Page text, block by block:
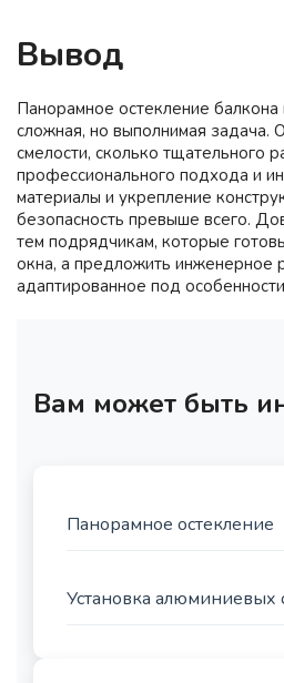
Вывод
Панорамное остекление
сложная, но выполнимая задача.
смелости, сколько тщательного
профессионального подхода и
материалы и укрепление
безопасность превыше всего.
тем подрядчикам, которые
окна, а предложить инженерное
адаптированное под
Вам может быть
Панорамное остекление
Установка алюминиевых